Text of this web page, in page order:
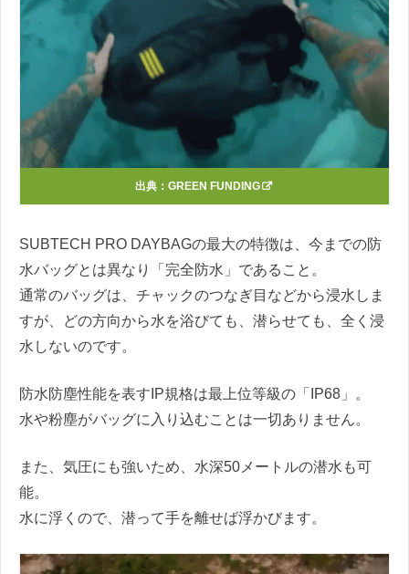
出典： GREEN FUNDING
SUBTECH PRO DAYBAGの最大の特徴は、今までの防
水バッグとは異なり「完全防水」であること。
通常のバッグは、チャックのつなぎ目などから浸水しま
すが、どの方向から水を浴びても、潜らせても、全く浸
水しないのです。
防水防塵性能を表すIP規格は最上位等級の「IP68」。
水や粉塵がバッグに入り込むことは一切ありません。
また、気圧にも強いため、水深50メートルの潜水も可
能。
水に浮くので、潜って手を離せば浮かびます。